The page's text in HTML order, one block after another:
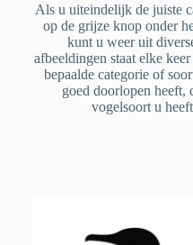
Als u uiteindelijk de juiste
op de grijze knop onder
kunt u weer uit
afbeeldingen staat elke
bepaalde categorie of
goed doorlopen heeft,
vogelsoort u